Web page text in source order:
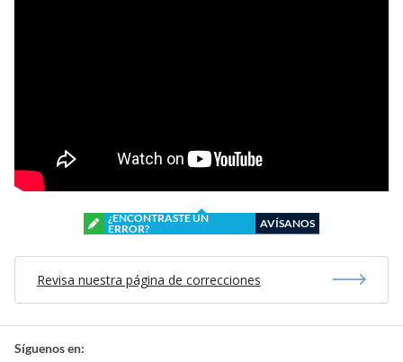
¿ENCONTRASTE UN
ERROR?
AVÍSANOS
Revisa nuestra página de correcciones
Síguenos en: